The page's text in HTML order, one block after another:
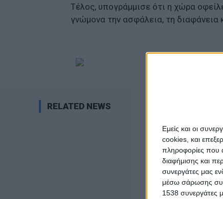
Εμείς και οι
cookies, και
πληροφορίες που
διαφήμισης και
συνεργάτες μας
μέσω σάρωσης
1538 συνεργάτες
Τέλος, υπογράμμισε ότι η χώρα
γνώμονα την ασφάλεια, τη
RELATED NEWS